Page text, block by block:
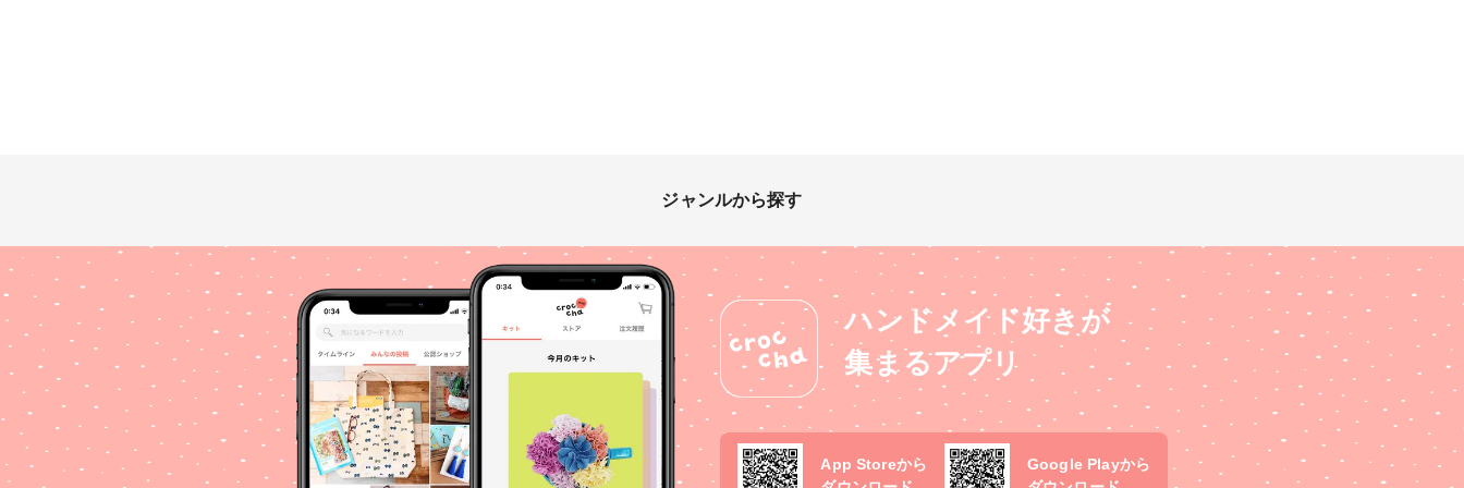
ジャンルから探す
ハンドメイド好きが
集まるアプリ
App Storeから
Google Playから